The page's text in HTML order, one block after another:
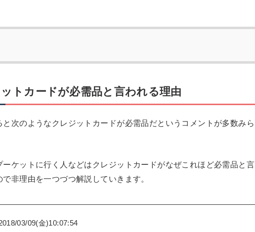
トカードが必需品と言われる理由
次のようなクレジットカードが必需品だというコメントが多数みら
ケットに行く人などはクレジットカードがなぜこれほど必需品と言
非理由を一つづつ解説していきます。
03/09(金)10:07:54